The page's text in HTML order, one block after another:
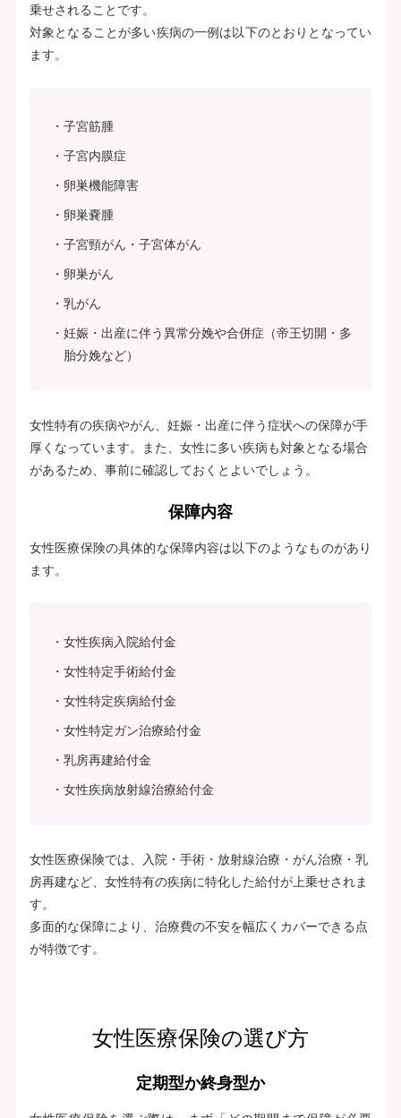
乗せされることです。
対象となることが多い疾病の一例は以下のとおりとなってい
ます。
子宮筋腫
子宮内膜症
卵巣機能障害
卵巣嚢腫
子宮頸がん・子宮体がん
卵巣がん
乳がん
妊娠・出産に伴う異常分娩や合併症（帝王切開・多
胎分娩など）
女性特有の疾病やがん、妊娠・出産に伴う症状への保障が手
厚くなっています。また、女性に多い疾病も対象となる場合
があるため、事前に確認しておくとよいでしょう。
保障内容
女性医療保険の具体的な保障内容は以下のようなものがあり
ます。
女性疾病入院給付金
女性特定手術給付金
女性特定疾病給付金
女性特定ガン治療給付金
乳房再建給付金
女性疾病放射線治療給付金
女性医療保険では、入院・手術・放射線治療・がん治療・乳
房再建など、女性特有の疾病に特化した給付が上乗せされま
す。
多面的な保障により、治療費の不安を幅広くカバーできる点
が特徴です。
女性医療保険の選び方
定期型か終身型か